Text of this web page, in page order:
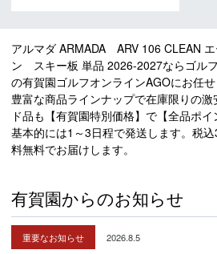
アルマダ ARMADA ARV 106 CLEAN
ン スキー板 単品 2026-2027ならゴル
の有賀園ゴルフオンラインAGOにお任せ
豊富な商品ラインナップで在庫限りの
ド品も【有賀園特別価格】で【全品ポイ
基本的には1～3日程で発送します。税
料無料でお届けします。
有賀園からのお知らせ
重要なお知らせ 2026.8.5